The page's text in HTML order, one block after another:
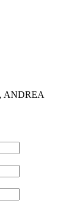
ANDREA